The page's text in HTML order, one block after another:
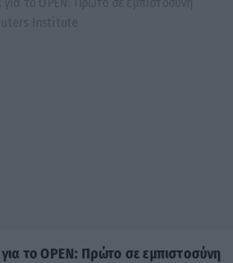
το OPEN: Πρώτο σε εμπιστοσύνη